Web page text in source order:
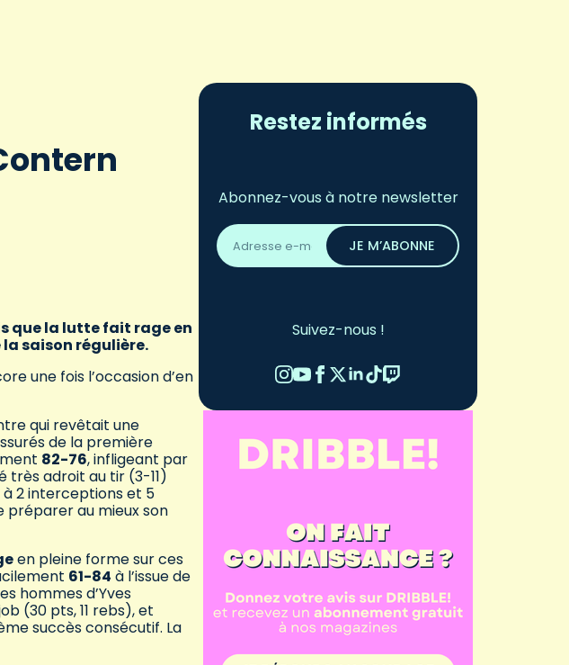
que la lutte fait rage en
saison régulière.
une fois l’occasion d’en
qui revêtait une
de la première
82-76, infligeant par
très adroit au tir (3-11)
à 2 interceptions et 5
au mieux son
en pleine forme sur ces
61-84 à l’issue de
hommes d’Yves
(30 pts, 11 rebs), et
succès consécutif. La
Restez informés
Abonnez-vous à notre newsletter
Adresse
email
*
JE M’ABONNE
Suivez-nous !